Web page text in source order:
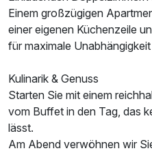
Einem großzügigen
einer eigenen Küchenzeile
für maximale Unabhängigkeit
Kulinarik & Genuss
Starten Sie mit einem
vom Buffet in den Tag, das
lässt.
Am Abend verwöhnen wir